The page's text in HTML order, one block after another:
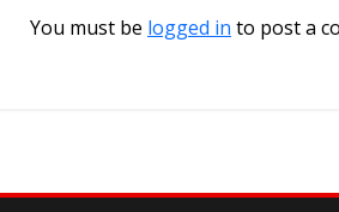
You must be logged in to post a